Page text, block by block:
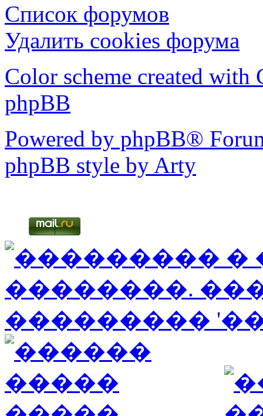
Список форумов
Удалить cookies форума
Color scheme created with
phpBB
Powered by phpBB®
phpBB style by Arty